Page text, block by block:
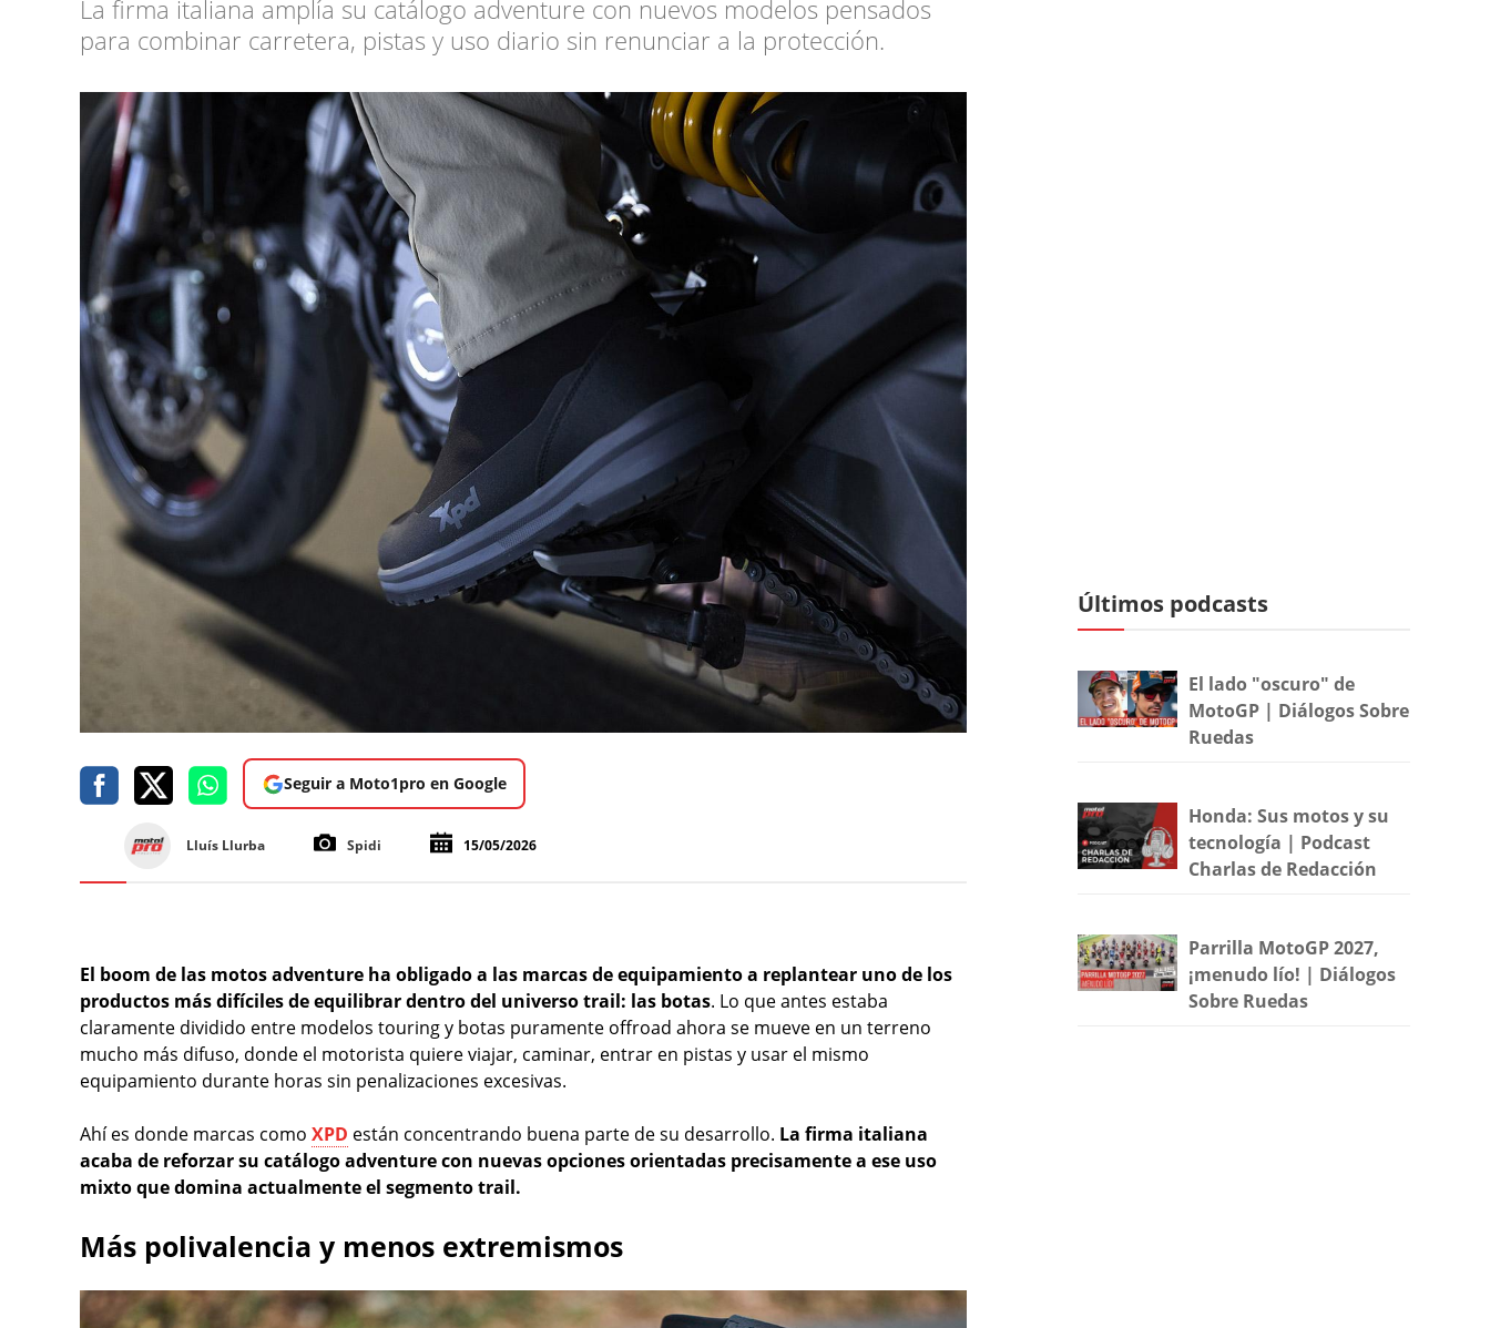
La firma italiana amplía su catálogo adventure con nuevos modelos pensados
para combinar carretera, pistas y uso diario sin renunciar a la protección.
Seguir a Moto1pro en Google
Lluís Llurba Spidi 15/05/2026
El boom de las motos adventure ha obligado a las marcas de equipamiento a replantear uno de los
productos más difíciles de equilibrar dentro del universo trail: las botas. Lo que antes estaba
claramente dividido entre modelos touring y botas puramente offroad ahora se mueve en un terreno
mucho más difuso, donde el motorista quiere viajar, caminar, entrar en pistas y usar el mismo
equipamiento durante horas sin penalizaciones excesivas.
Ahí es donde marcas como XPD están concentrando buena parte de su desarrollo. La firma italiana
acaba de reforzar su catálogo adventure con nuevas opciones orientadas precisamente a ese uso
mixto que domina actualmente el segmento trail.
Más polivalencia y menos extremismos
Últimos podcasts
El lado "oscuro" de
MotoGP | Diálogos Sobre
Ruedas
Honda: Sus motos y su
tecnología | Podcast
Charlas de Redacción
Parrilla MotoGP 2027,
¡menudo lío! | Diálogos
Sobre Ruedas